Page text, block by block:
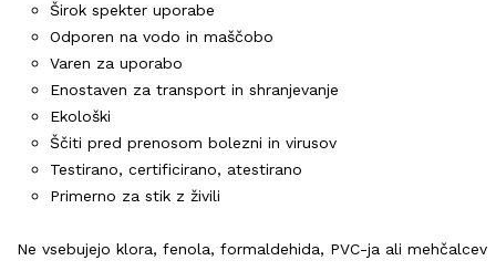
Širok spekter uporabe
Odporen na vodo in maščobo
Varen za uporabo
Enostaven za transport in shranjevanje
Ekološki
Ščiti pred prenosom bolezni in virusov
Testirano, certificirano, atestirano
Primerno za stik z živili
Ne vsebujejo klora, fenola, formaldehida, PVC-ja ali mehčalcev